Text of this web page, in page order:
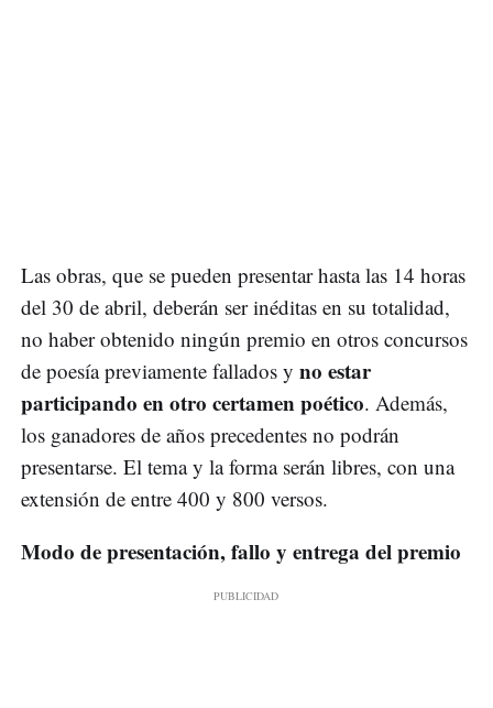
Las obras, que se pueden presentar hasta las 14 horas
del 30 de abril, deberán ser inéditas en su totalidad,
no haber obtenido ningún premio en otros concursos
de poesía previamente fallados y no estar
participando en otro certamen poético. Además,
los ganadores de años precedentes no podrán
presentarse. El tema y la forma serán libres, con una
extensión de entre 400 y 800 versos.
Modo de presentación, fallo y entrega del premio